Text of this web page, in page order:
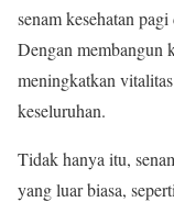
senam kesehatan
Dengan membangun
meningkatkan
keseluruhan.
Tidak hanya itu,
yang luar biasa,